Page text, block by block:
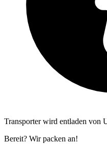
Transporter wird entladen von
Bereit? Wir packen an!